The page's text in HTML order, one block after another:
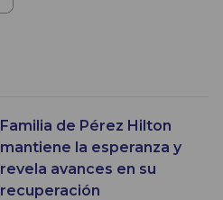
Familia de Pérez Hilton
mantiene la esperanza y
revela avances en su
recuperación